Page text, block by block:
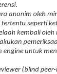
anonim oleh
seperti
kembali oleh
untuk
(blind